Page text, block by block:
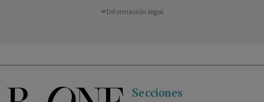
Información legal
Secciones